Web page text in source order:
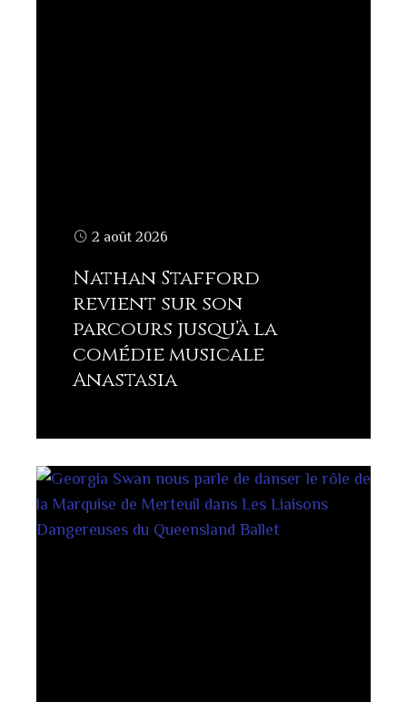
2 août 2026
Nathan Stafford
revient sur son
parcours jusqu’à la
comédie musicale
Anastasia